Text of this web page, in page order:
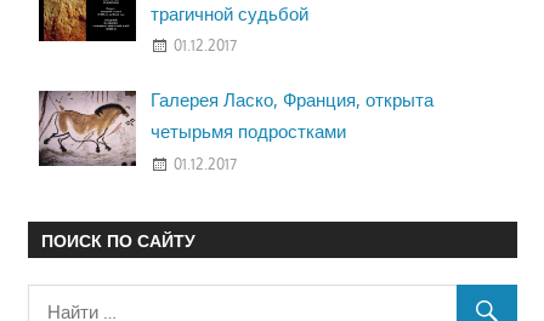
трагичной судьбой
01.12.2017
Галерея Ласко, Франция, открыта
четырьмя подростками
01.12.2017
ПОИСК ПО САЙТУ